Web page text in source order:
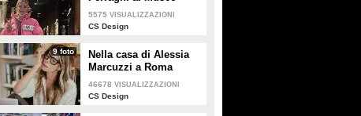
Egizio di Torino
5575 VISUALIZZAZIONI
CS Design
9 foto
Nella casa di Alessia
Marcuzzi a Roma
46678 VISUALIZZAZIONI
CS Design